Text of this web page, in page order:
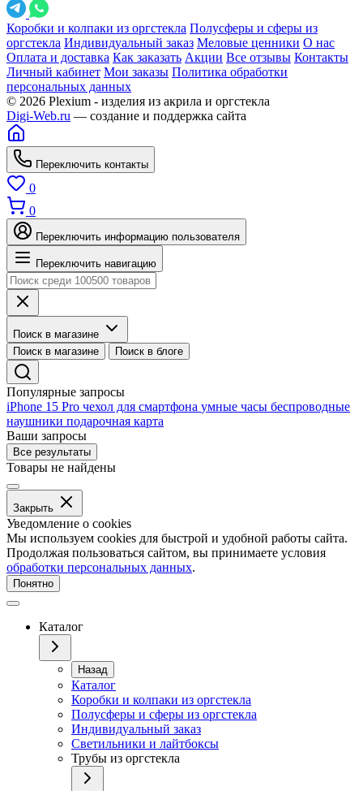
Коробки и колпаки из оргстекла Полусферы и сферы из
оргстекла Индивидуальный заказ Меловые ценники О нас
Оплата и доставка Как заказать Акции Все отзывы Контакты
Личный кабинет Мои заказы Политика обработки
персональных данных
© 2026 Plexium - изделия из акрила и оргстекла
Digi-Web.ru — создание и поддержка сайта
Переключить контакты
0
0
Переключить информацию пользователя
Переключить навигацию
Поиск в магазине
Поиск в магазине
Поиск в блоге
Популярные запросы
iPhone 15 Pro чехол для смартфона умные часы беспроводные
наушники подарочная карта
Ваши запросы
Все результаты
Товары не найдены
Закрыть
Уведомление о cookies
Мы используем cookies для быстрой и удобной работы сайта.
Продолжая пользоваться сайтом, вы принимаете условия
обработки персональных данных.
Понятно
Каталог
Назад
Каталог
Коробки и колпаки из оргстекла
Полусферы и сферы из оргстекла
Индивидуальный заказ
Светильники и лайтбоксы
Трубы из оргстекла